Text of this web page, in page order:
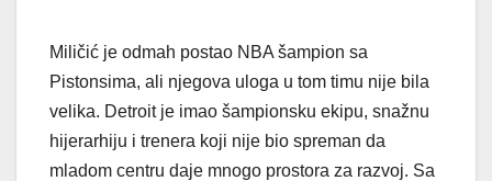
Miličić je odmah postao NBA šampion sa
Pistonsima, ali njegova uloga u tom timu nije bila
velika. Detroit je imao šampionsku ekipu, snažnu
hijerarhiju i trenera koji nije bio spreman da
mladom centru daje mnogo prostora za razvoj. Sa